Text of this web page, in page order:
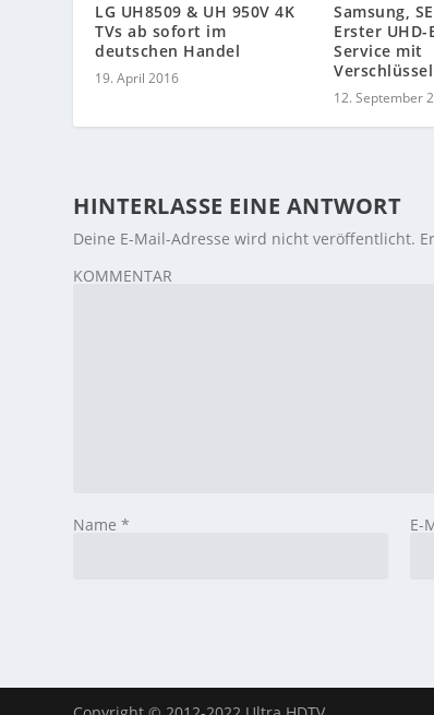
LG UH8509 & UH 950V 4K
TVs ab sofort im
deutschen Handel
19. April 2016
Samsung,
Erster
Service mit
12. September
HINTERLASSE EINE ANTWORT
Deine E-Mail-Adresse wird nicht veröffentlicht.
KOMMENTAR
Name* E-